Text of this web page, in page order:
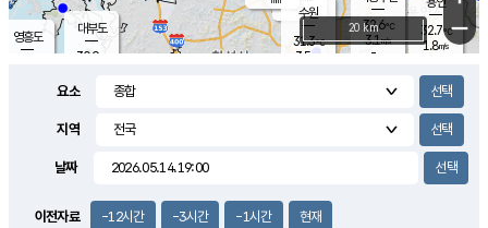
영흥도
32.7℃
1.8m/s
3.7m/s
대부도
30.9
mm
32.6℃
3.1m/s
-
수원
31.3℃
3.5 m/s
−
20 km
요소
지역
날짜
이전자료 -12시간 -3시간 -1시간 현재